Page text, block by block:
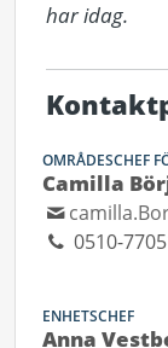
har idag.
OMRÅDESCHEF
Camilla
0510-
ENHETSCHEF
Anna